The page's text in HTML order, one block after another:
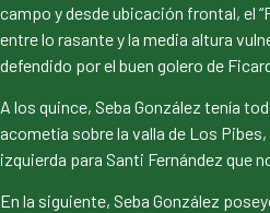
campo y desde ubicación frontal, el
entre lo rasante y la media altura
defendido por el buen golero de
A los quince, Seba González tenía
acometía sobre la valla de Los
izquierda para Santi Fernández que
En la siguiente, Seba González